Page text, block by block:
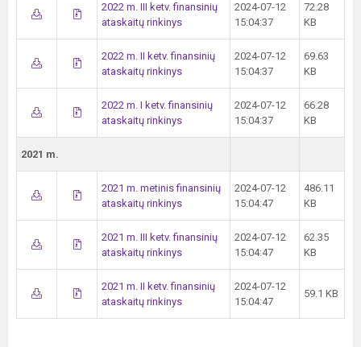
2022 m. III ketv. finansinių
ataskaitų rinkinys
2024-07-12
15:04:37
72.28
KB
2022 m. II ketv. finansinių
ataskaitų rinkinys
2024-07-12
15:04:37
69.63
KB
2022 m. I ketv. finansinių
ataskaitų rinkinys
2024-07-12
15:04:37
66.28
KB
2021 m.
2021 m. metinis finansinių
ataskaitų rinkinys
2024-07-12
15:04:47
486.11
KB
2021 m. III ketv. finansinių
ataskaitų rinkinys
2024-07-12
15:04:47
62.35
KB
2021 m. II ketv. finansinių
ataskaitų rinkinys
2024-07-12
15:04:47
59.1 KB